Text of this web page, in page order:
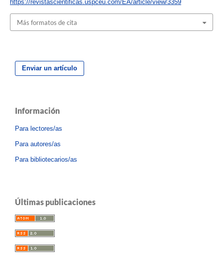
https://revistascientificas.uspceu.com/EA/article/view/3359
Más formatos de cita
Enviar un artículo
Información
Para lectores/as
Para autores/as
Para bibliotecarios/as
Últimas publicaciones